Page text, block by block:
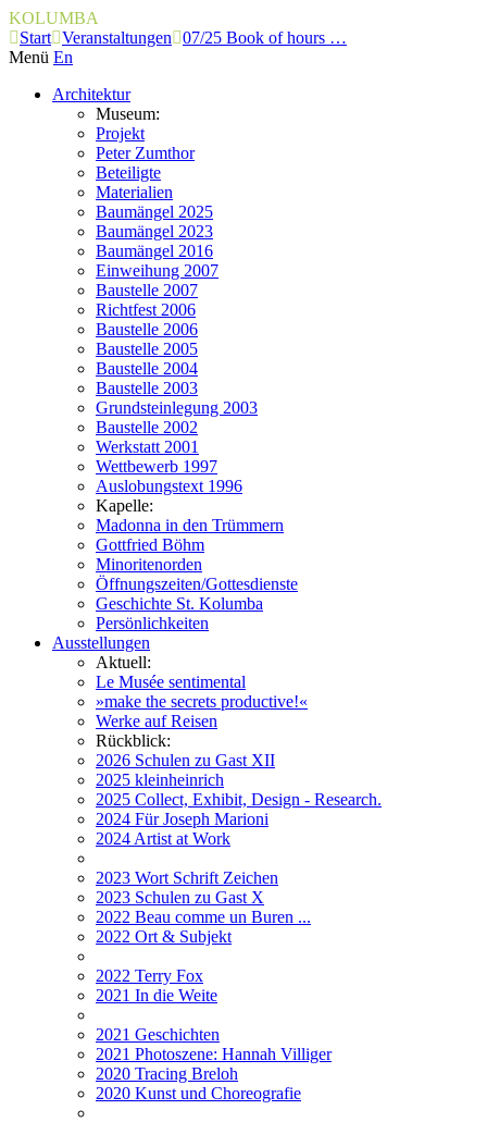
KOLUMBA
Start Veranstaltungen
07/25 Book of hours …
Menü En
Architektur
Museum:
Projekt
Peter Zumthor
Beteiligte
Materialien
Baumängel 2025
Baumängel 2023
Baumängel 2016
Einweihung 2007
Baustelle 2007
Richtfest 2006
Baustelle 2006
Baustelle 2005
Baustelle 2004
Baustelle 2003
Grundsteinlegung 2003
Baustelle 2002
Werkstatt 2001
Wettbewerb 1997
Auslobungstext 1996
Kapelle:
Madonna in den Trümmern
Gottfried Böhm
Minoritenorden
Öffnungszeiten/Gottesdienste
Geschichte St. Kolumba
Persönlichkeiten
Ausstellungen
Aktuell:
Le Musée sentimental
»make the secrets productive!«
Werke auf Reisen
Rückblick:
2026 Schulen zu Gast XII
2025 kleinheinrich
2025 Collect, Exhibit, Design - Research.
2024 Für Joseph Marioni
2024 Artist at Work
2023 Wort Schrift Zeichen
2023 Schulen zu Gast X
2022 Beau comme un Buren ...
2022 Ort & Subjekt
2022 Terry Fox
2021 In die Weite
2021 Geschichten
2021 Photoszene: Hannah Villiger
2020 Tracing Breloh
2020 Kunst und Choreografie